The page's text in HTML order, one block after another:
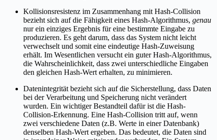
Kollisionsresistenz im Zusammenhang mit Hash-Collision
bezieht sich auf die Fähigkeit eines Hash-Algorithmus, genau
nur ein einziges Ergebnis für eine bestimmte Eingabe zu
produzieren. Es geht darum, dass das System nicht leicht
verwechselt und somit eine eindeutige Hash-Zuweisung
erhält. Im Wesentlichen versucht ein guter Hash-Algorithmus,
die Wahrscheinlichkeit, dass zwei unterschiedliche Eingaben
den gleichen Hash-Wert erhalten, zu minimieren.
Datenintegrität bezieht sich auf die Sicherstellung, dass Daten
bei der Verarbeitung und Speicherung nicht verändert
wurden. Ein wichtiger Bestandteil dafür ist die Hash-
Collision-Erkennung. Eine Hash-Collision tritt auf, wenn
zwei verschiedene Daten (z.B. Werte in einer Datenbank)
denselben Hash-Wert ergeben. Das bedeutet, die Daten sind